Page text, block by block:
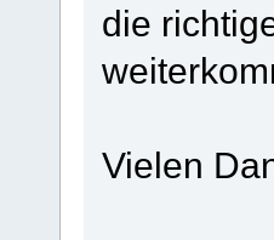
die
Vielen